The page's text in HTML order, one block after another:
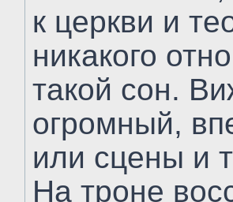
к церкви и
никакого
такой сон.
огромный,
или сцены и
На троне